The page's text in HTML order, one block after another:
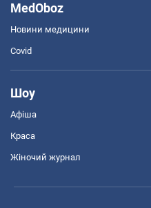
MedOboz
Новини медицини
Covid
Шоу
Афіша
Краса
Жіночий журнал